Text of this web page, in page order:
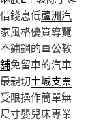
錢息低蘆洲汽
風格優質導覽
鏽鋼的軍公教
免留車的汽車
親切土城支票
限操作簡單無
寸嬰兒床專業